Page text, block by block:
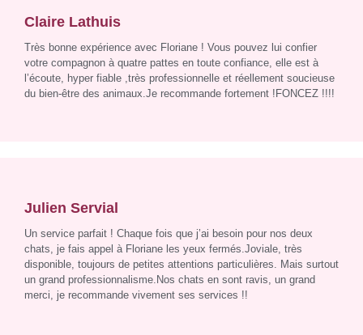
Claire Lathuis
Très bonne expérience avec Floriane ! Vous pouvez lui confier
votre compagnon à quatre pattes en toute confiance, elle est à
l’écoute, hyper fiable ,très professionnelle et réellement soucieuse
du bien-être des animaux.Je recommande fortement !FONCEZ !!!!
Julien Servial
Un service parfait ! Chaque fois que j’ai besoin pour nos deux
chats, je fais appel à Floriane les yeux fermés.Joviale, très
disponible, toujours de petites attentions particulières. Mais surtout
un grand professionnalisme.Nos chats en sont ravis, un grand
merci, je recommande vivement ses services !!